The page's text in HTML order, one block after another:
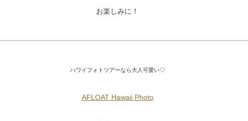
お楽しみに！
ハワイフォトツアーなら大人可愛い♡
AFLOAT Hawaii Photo